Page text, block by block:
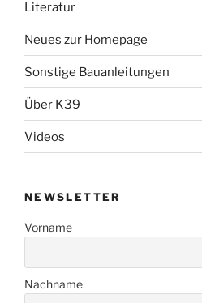
Literatur
Neues zur Homepage
Sonstige Bauanleitungen
Über K39
Videos
NEWSLETTER
Vorname
Nachname